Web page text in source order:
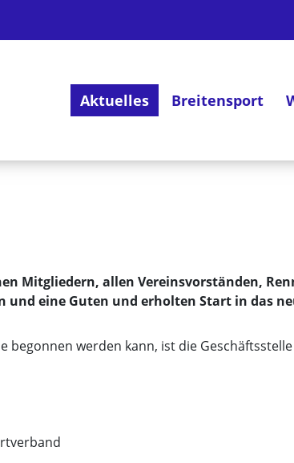
Aktuelles Breitensport
Mitgliedern, allen Vereinsvorständen,
und eine Guten und erholten Start in das
begonnen werden kann, ist die